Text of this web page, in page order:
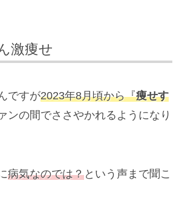
激痩せ
ですが2023年8月頃から『痩せす
ンの間でささやかれるようになり
病気なのでは？という声まで聞こ